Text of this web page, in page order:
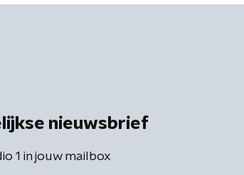
nieuwsbrief
1 in jouw mailbox